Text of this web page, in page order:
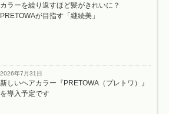
カラーを繰り返すほど髪がきれいに？
PRETOWAが目指す「継続美」
2026年7月31日
新しいヘアカラー『PRETOWA（プレトワ）』
を導入予定です